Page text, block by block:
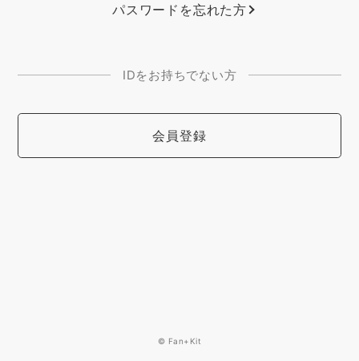
パスワードを忘れた方
IDをお持ちでない方
会員登録
© Fan+Kit